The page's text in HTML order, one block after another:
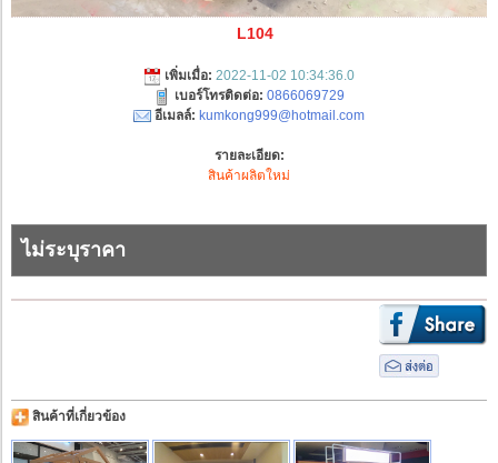
L104
เพิ่มเมื่อ: 2022-11-02 10:34:36.0
เบอร์โทรติดต่อ: 0866069729
อีเมลล์: kumkong999@hotmail.com
รายละเอียด:
สินค้าผลิตใหม่
ไม่ระบุราคา
สินค้าที่เกี่ยวข้อง